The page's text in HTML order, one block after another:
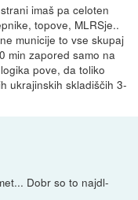
imaš pa celoten
topove, MLRSje..
municije to vse skupaj
min zapored samo na
pove, da toliko
ukrajinskih skladiščih 3-
Dobr so to najdl-